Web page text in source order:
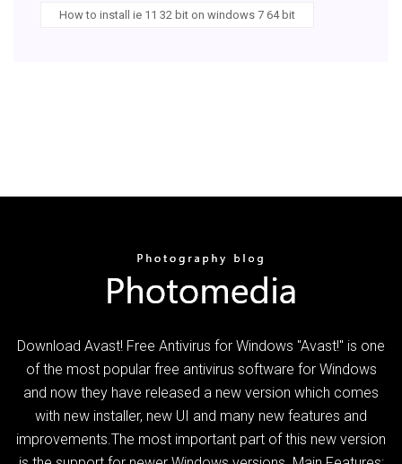
How to install ie 11 32 bit on windows 7 64 bit
Download Avast! Free Antivirus for Windows "Avast!" is one
of the most popular free antivirus software for Windows
and now they have released a new version which comes
with new installer, new UI and many new features and
improvements.The most important part of this new version